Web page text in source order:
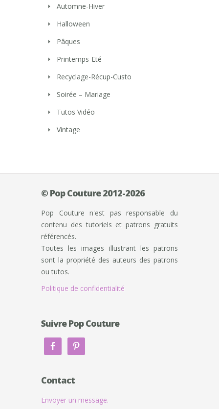
Automne-Hiver
Halloween
Pâques
Printemps-Eté
Recyclage-Récup-Custo
Soirée – Mariage
Tutos Vidéo
Vintage
© Pop Couture 2012-2026
Pop Couture n'est pas responsable du
contenu des tutoriels et patrons gratuits
référencés.
Toutes les images illustrant les patrons
sont la propriété des auteurs des patrons
ou tutos.
Politique de confidentialité
Suivre Pop Couture
Contact
Envoyer un message.